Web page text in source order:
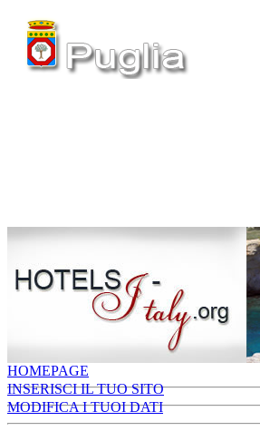
HOMEPAGE
INSERISCI IL TUO SITO
MODIFICA I TUOI DATI